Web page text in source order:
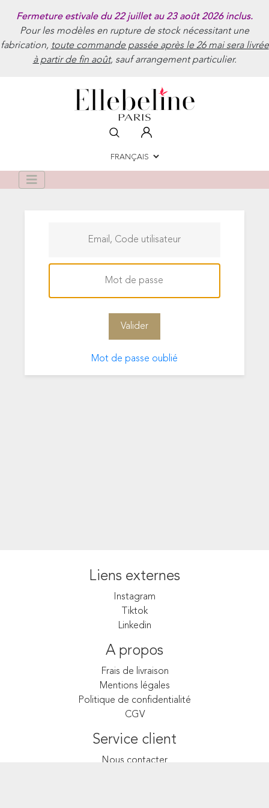
Fermeture estivale du 22 juillet au 23 août 2026 inclus.
Pour les modèles en rupture de stock nécessitant une
fabrication, toute commande passée après le 26 mai sera livrée
à partir de fin août, sauf arrangement particulier.
Mot de passe oublié
Liens externes
Instagram
Tiktok
Linkedin
A propos
Frais de livraison
Mentions légales
Politique de confidentialité
CGV
Service client
Nous contacter